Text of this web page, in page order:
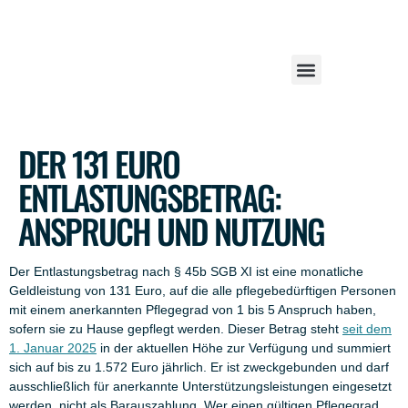
DER 131 EURO
ENTLASTUNGSBETRAG:
ANSPRUCH UND NUTZUNG
Der Entlastungsbetrag nach § 45b SGB XI ist eine monatliche
Geldleistung von 131 Euro, auf die alle pflegebedürftigen Personen
mit einem anerkannten Pflegegrad von 1 bis 5 Anspruch haben,
sofern sie zu Hause gepflegt werden. Dieser Betrag steht seit dem
1. Januar 2025 in der aktuellen Höhe zur Verfügung und summiert
sich auf bis zu 1.572 Euro jährlich. Er ist zweckgebunden und darf
ausschließlich für anerkannte Unterstützungsleistungen eingesetzt